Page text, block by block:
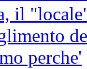
il
perche'